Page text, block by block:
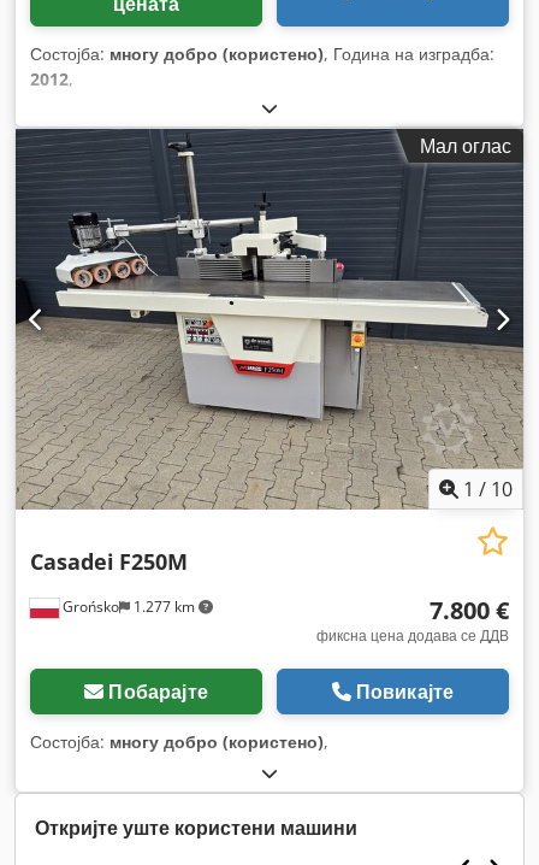
Состојба: многу добро (користено), Година на изградба:
2012,
Мал оглас
1 / 10
Grońsko 1.277 km
Casadei F250M
7.800 €
фиксна цена додава се ДДВ
Побарајте Повикајте
Состојба: многу добро (користено),
Откријте уште користени машини